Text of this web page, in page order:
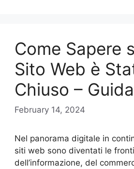
Come Sapere
Sito Web è
Chiuso –
February 14, 2024
Nel panorama digitale in
siti web sono diventati le
dell’informazione, del